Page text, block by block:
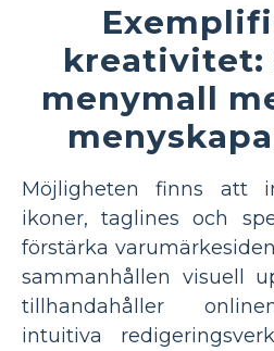
kreativitet:
menymall
Möjligheten finns att
ikoner, taglines och
förstärka
sammanhållen visuell
tillhandahåller
intuitiva